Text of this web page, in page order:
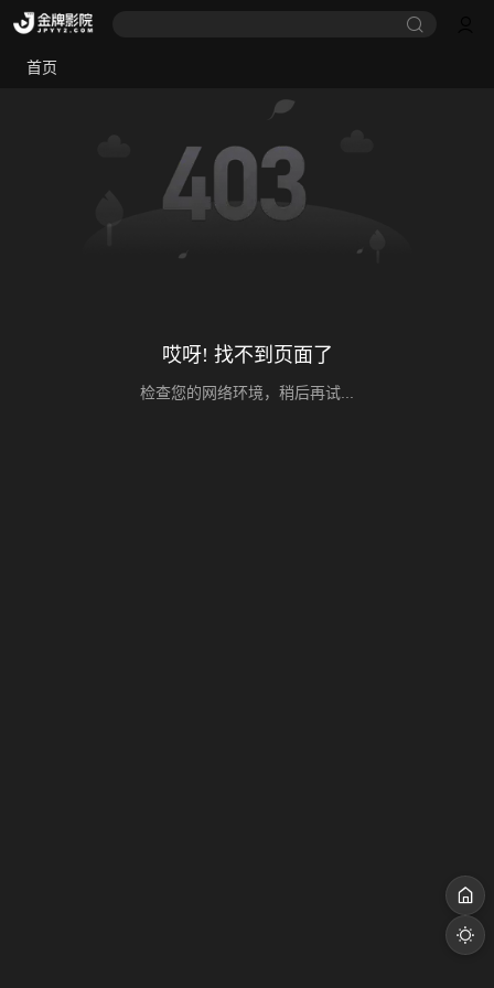
首页
哎呀! 找不到页面了
检查您的网络环境，稍后再试...